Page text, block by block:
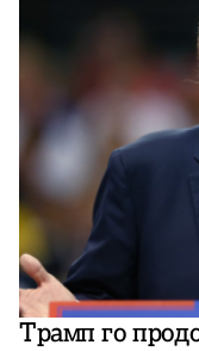
Трамп го